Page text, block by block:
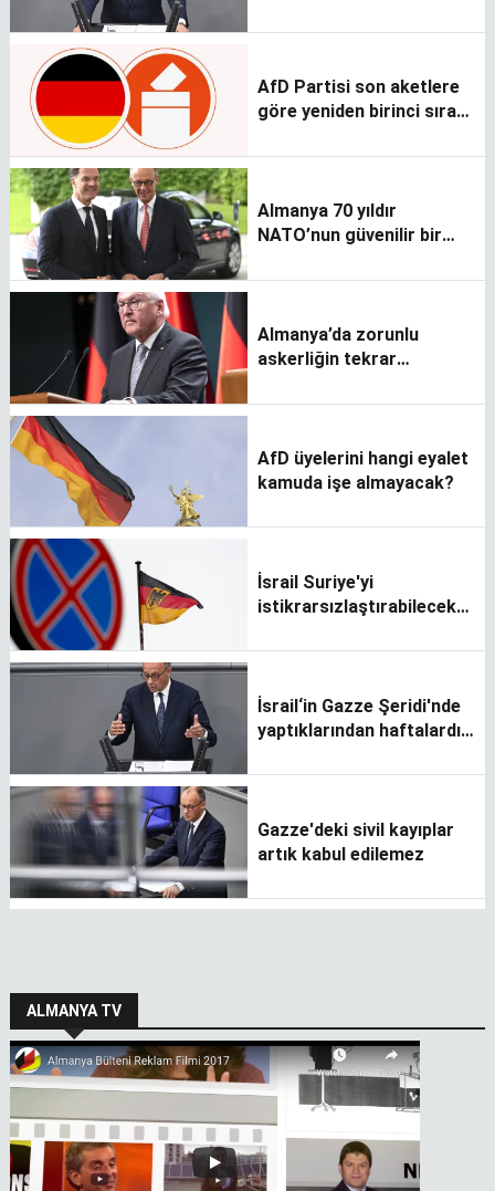
çalışacağız
AfD Partisi son aketlere
göre yeniden birinci sıraya
Almanya 70 yıldır
NATO’nun güvenilir bir
Almanya’da zorunlu
askerliğin tekrar
AfD üyelerini hangi eyalet
kamuda işe almayacak?
İsrail Suriye'yi
istikrarsızlaştırabilecek
İsrail‘in Gazze Şeridi'nde
yaptıklarından haftalardır
Gazze'deki sivil kayıplar
artık kabul edilemez
ALMANYA TV